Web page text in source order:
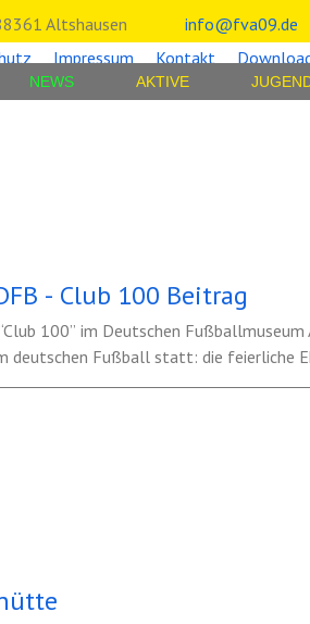
Altshausen
info@fva09.de
Impressum Kontakt
NEWS AKTIVE
Werner Werz im DFB - Club 100 Beitrag
100” im Deutschen
deutschen Fußball statt: die feierliche